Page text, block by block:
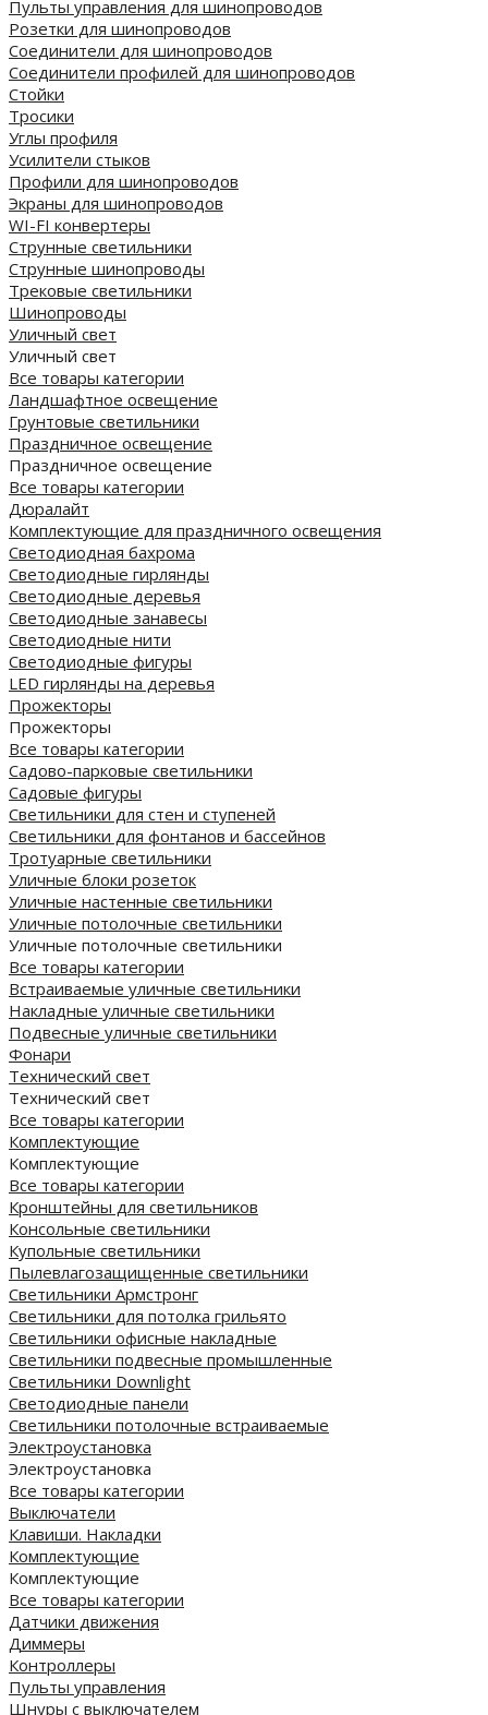
Пульты управления для шинопроводов
Розетки для шинопроводов
Соединители для шинопроводов
Соединители профилей для шинопроводов
Стойки
Тросики
Углы профиля
Усилители стыков
Профили для шинопроводов
Экраны для шинопроводов
WI-FI конвертеры
Струнные светильники
Струнные шинопроводы
Трековые светильники
Шинопроводы
Уличный свет
Уличный свет
Все товары категории
Ландшафтное освещение
Грунтовые светильники
Праздничное освещение
Праздничное освещение
Все товары категории
Дюралайт
Комплектующие для праздничного освещения
Светодиодная бахрома
Светодиодные гирлянды
Светодиодные деревья
Светодиодные занавесы
Светодиодные нити
Светодиодные фигуры
LED гирлянды на деревья
Прожекторы
Прожекторы
Все товары категории
Садово-парковые светильники
Садовые фигуры
Светильники для стен и ступеней
Светильники для фонтанов и бассейнов
Тротуарные светильники
Уличные блоки розеток
Уличные настенные светильники
Уличные потолочные светильники
Уличные потолочные светильники
Все товары категории
Встраиваемые уличные светильники
Накладные уличные светильники
Подвесные уличные светильники
Фонари
Технический свет
Технический свет
Все товары категории
Комплектующие
Комплектующие
Все товары категории
Кронштейны для светильников
Консольные светильники
Купольные светильники
Пылевлагозащищенные светильники
Светильники Армстронг
Светильники для потолка грильято
Светильники офисные накладные
Светильники подвесные промышленные
Светильники Downlight
Светодиодные панели
Cветильники потолочные встраиваемые
Электроустановка
Электроустановка
Все товары категории
Выключатели
Клавиши. Накладки
Комплектующие
Комплектующие
Все товары категории
Датчики движения
Диммеры
Контроллеры
Пульты управления
Шнуры с выключателем